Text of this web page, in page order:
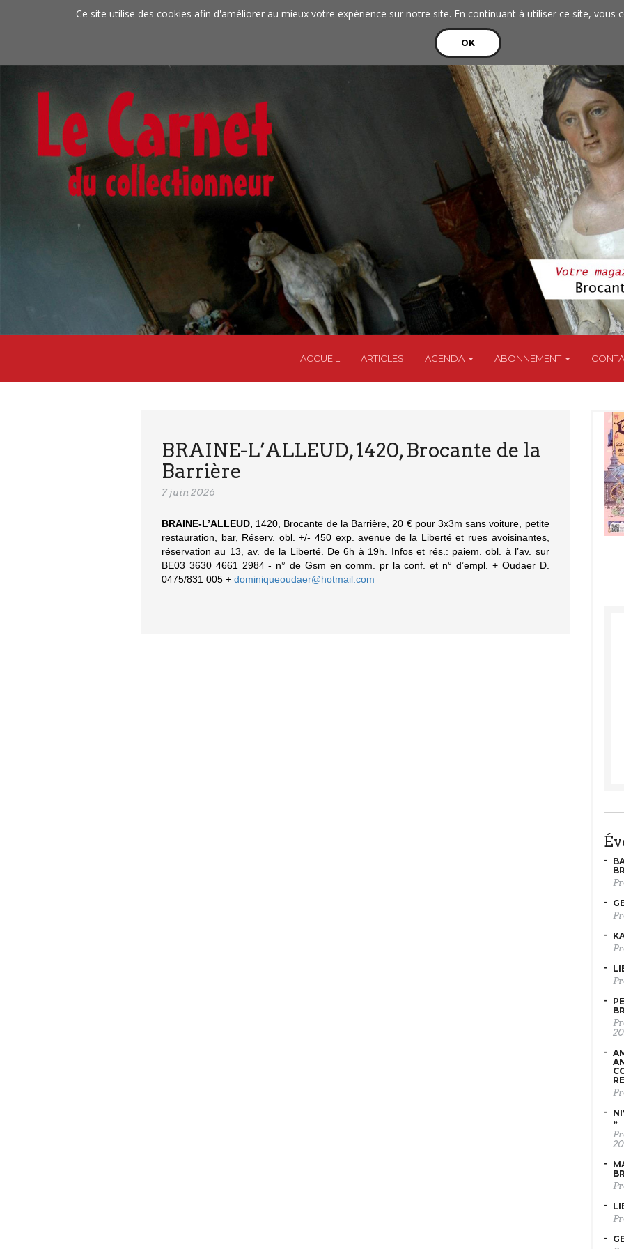
Ce site utilise des cookies afin d'améliorer au mieux votre expérience sur notre site. En continuant à utiliser ce site,
OK
ACCUEIL ARTICLES AGENDA ABONNEMENT
BRAINE-L’ALLEUD, 1420, Brocante de la
Barrière
7 juin 2026
BRAINE-L’ALLEUD, 1420, Brocante de la Barrière, 20 € pour 3x3m sans voiture, petite
restauration, bar, Réserv. obl. +/- 450 exp. avenue de la Liberté et rues avoisinantes,
réservation au 13, av. de la Liberté. De 6h à 19h. Infos et rés.: paiem. obl. à l’av. sur
BE03 3630 4661 2984 - n° de Gsm en comm. pr la conf. et n° d’empl. + Oudaer D.
0475/831 005 + dominiqueoudaer@hotmail.com
»